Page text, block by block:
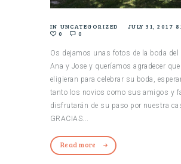
IN UNCATEGORIZED
JULY 31, 2017
0
0
Os dejamos unas fotos de la boda del
Ana y Jose y queríamos agradecer
eligieran para celebrar su boda,
tanto los novios como sus amigos y
disfrutarán de su paso por nuestra
GRACIAS...
Read more